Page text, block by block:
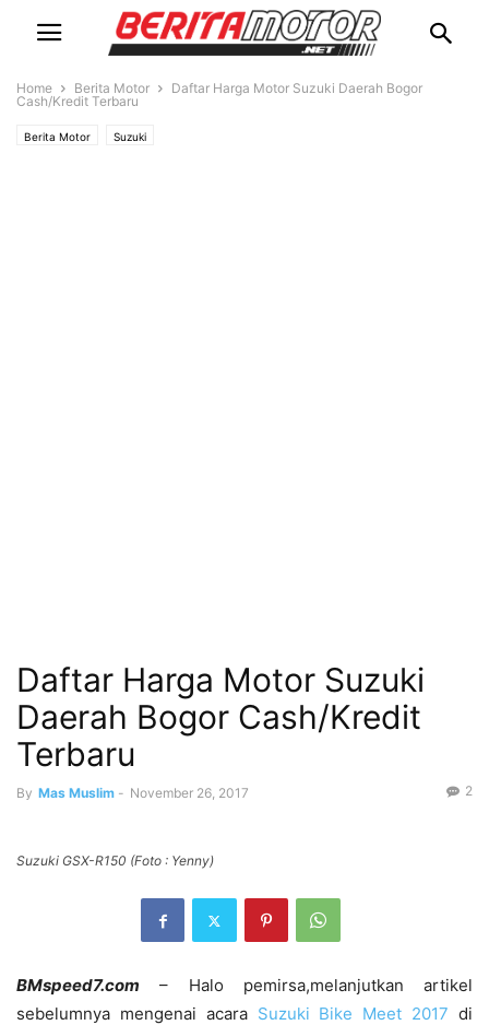
Home Berita Motor
Daftar Harga Motor Suzuki Daerah Bogor
Cash/Kredit Terbaru
Berita Motor Suzuki
Daftar Harga Motor Suzuki
Daerah Bogor Cash/Kredit
Terbaru
By Mas Muslim - November 26, 2017 2
Suzuki GSX-R150 (Foto : Yenny)
BMspeed7.com – Halo pemirsa,melanjutkan artikel
sebelumnya mengenai acara Suzuki Bike Meet 2017 di